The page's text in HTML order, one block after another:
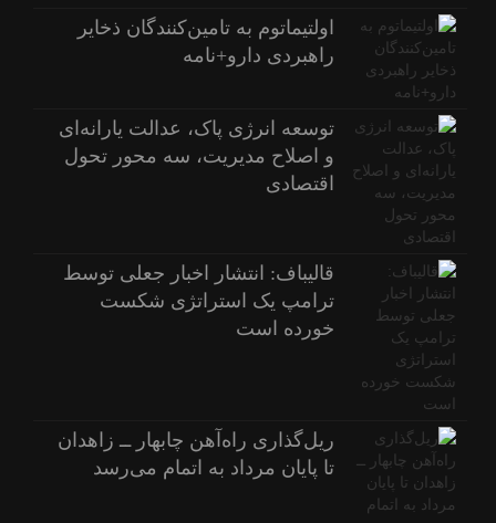
اولتیماتوم به تامین‌کنندگان ذخایر
راهبردی دارو+نامه
توسعه انرژی پاک، عدالت یارانه‌ای
و اصلاح مدیریت، سه محور تحول
اقتصادی
قالیباف: انتشار اخبار جعلی توسط
ترامپ یک استراتژی شکست
خورده است
ریل‌گذاری راه‌آهن چابهار ــ زاهدان
تا پایان مرداد به اتمام می‌رسد